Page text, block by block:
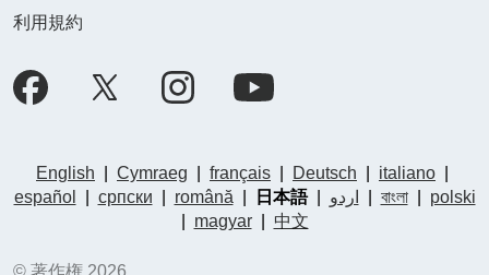
利用規約
English Cymraeg français Deutsch italiano
español
српски română 日本語| اردو বাংলা|
polski
magyar| 中文
© 著作権 2026